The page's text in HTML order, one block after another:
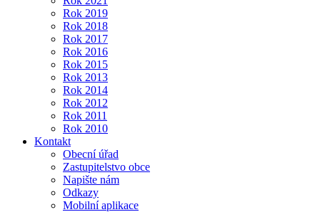
Rok 2019
Rok 2018
Rok 2017
Rok 2016
Rok 2015
Rok 2013
Rok 2014
Rok 2012
Rok 2011
Rok 2010
Kontakt
Obecní úřad
Zastupitelstvo obce
Napište nám
Odkazy
Mobilní aplikace